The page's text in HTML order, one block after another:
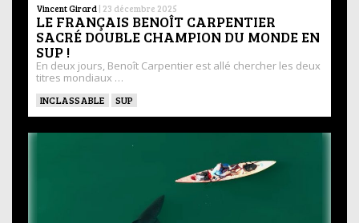
Vincent Girard | 23 décembre 2025
LE FRANÇAIS BENOÎT CARPENTIER
SACRÉ DOUBLE CHAMPION DU MONDE EN
SUP !
En deux jours, Benoît Carpentier est allé chercher les deux
titres mondiaux …
INCLASSABLE SUP